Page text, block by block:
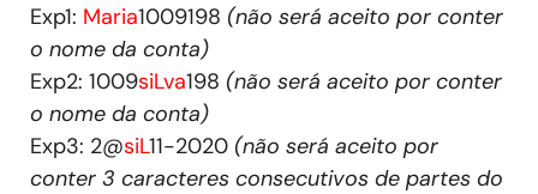
Exp1: Maria1009198 (não será aceito por conter
o nome da conta)
Exp2: 1009siLva198 (não será aceito por conter
o nome da conta)
Exp3: 2@siL11-2020 (não será aceito por
conter 3 caracteres consecutivos de partes do